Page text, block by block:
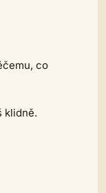
co
klidně.